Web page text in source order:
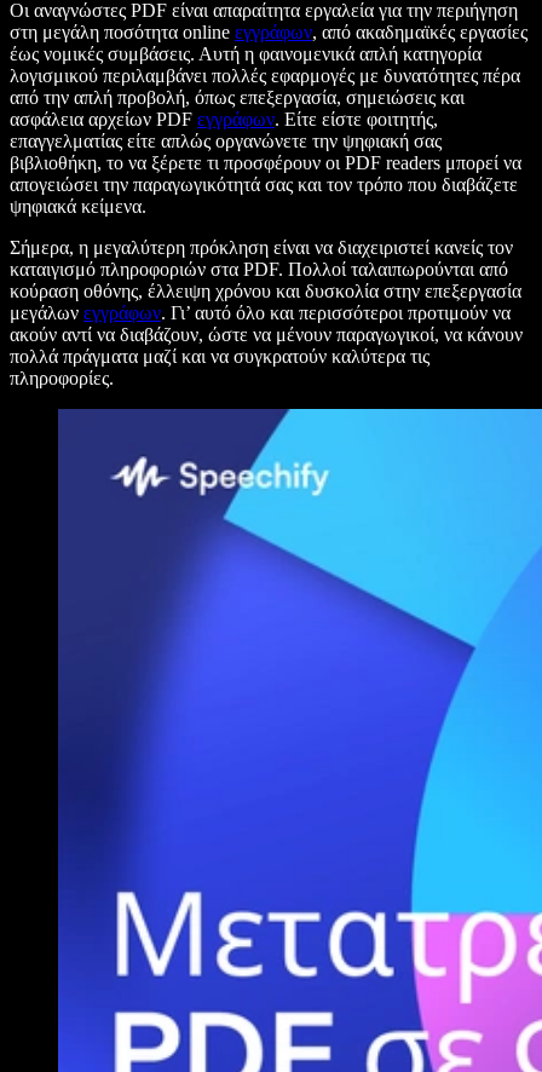
Οι αναγνώστες PDF είναι απαραίτητα εργαλεία για την περιήγηση
στη μεγάλη ποσότητα online εγγράφων, από ακαδημαϊκές εργασίες
έως νομικές συμβάσεις. Αυτή η φαινομενικά απλή κατηγορία
λογισμικού περιλαμβάνει πολλές εφαρμογές με δυνατότητες πέρα
από την απλή προβολή, όπως επεξεργασία, σημειώσεις και
ασφάλεια αρχείων PDF εγγράφων. Είτε είστε φοιτητής,
επαγγελματίας είτε απλώς οργανώνετε την ψηφιακή σας
βιβλιοθήκη, το να ξέρετε τι προσφέρουν οι PDF readers μπορεί να
απογειώσει την παραγωγικότητά σας και τον τρόπο που διαβάζετε
ψηφιακά κείμενα.
Σήμερα, η μεγαλύτερη πρόκληση είναι να διαχειριστεί κανείς τον
καταιγισμό πληροφοριών στα PDF. Πολλοί ταλαιπωρούνται από
κούραση οθόνης, έλλειψη χρόνου και δυσκολία στην επεξεργασία
μεγάλων εγγράφων. Γι’ αυτό όλο και περισσότεροι προτιμούν να
ακούν αντί να διαβάζουν, ώστε να μένουν παραγωγικοί, να κάνουν
πολλά πράγματα μαζί και να συγκρατούν καλύτερα τις
πληροφορίες.